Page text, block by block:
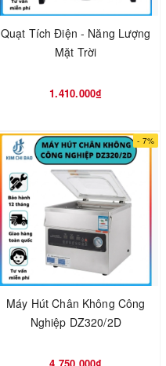
Quạt Tích Điện - Năng Lượng
Mặt Trời
1.410.000₫
- 7%
Máy Hút Chân Không Công
Nghiệp DZ320/2D